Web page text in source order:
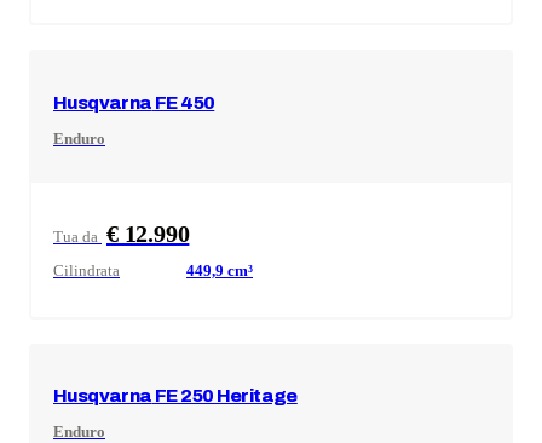
Husqvarna FE 450
Enduro
Tua da € 12.990
Cilindrata 449,9 cm³
Husqvarna FE 250 Heritage
Enduro